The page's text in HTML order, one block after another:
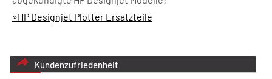
»HP Designjet Plotter Ersatzteile
Kundenzufriedenheit